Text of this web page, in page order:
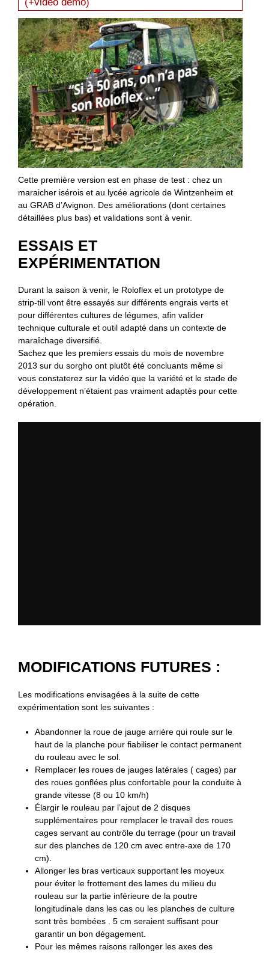
Cette première version est en phase de test : chez un
maraicher isérois et au lycée agricole de Wintzenheim et
au GRAB d’Avignon. Des améliorations (dont certaines
détaillées plus bas) et validations sont à venir.
ESSAIS ET
EXPÉRIMENTATION
Durant la saison à venir, le Roloflex et un prototype de
strip-till vont être essayés sur différents engrais verts et
pour différentes cultures de légumes, afin valider
technique culturale et outil adapté dans un contexte de
maraîchage diversifié.
Sachez que les premiers essais du mois de novembre
2013 sur du sorgho ont plutôt été concluants même si
vous constaterez sur la vidéo que la variété et le stade de
développement n’étaient pas vraiment adaptés pour cette
opération.
MODIFICATIONS FUTURES :
Les modifications envisagées à la suite de cette
expérimentation sont les suivantes :
Abandonner la roue de jauge arrière qui roule sur le
haut de la planche pour fiabiliser le contact permanent
du rouleau avec le sol.
Remplacer les roues de jauges latérales ( cages) par
des roues gonflées plus confortable pour la conduite à
grande vitesse (8 ou 10 km/h)
Élargir le rouleau par l’ajout de 2 disques
supplémentaires pour remplacer le travail des roues
cages servant au contrôle du terrage (pour un travail
sur des planches de 120 cm avec entre-axe de 170
cm).
Allonger les bras verticaux supportant les moyeux
pour éviter le frottement des lames du milieu du
rouleau sur la partie inférieure de la poutre
longitudinale dans les cas ou les planches de culture
sont très bombées . 5 cm seraient suffisant pour
garantir un bon dégagement.
Pour les mêmes raisons rallonger les axes des